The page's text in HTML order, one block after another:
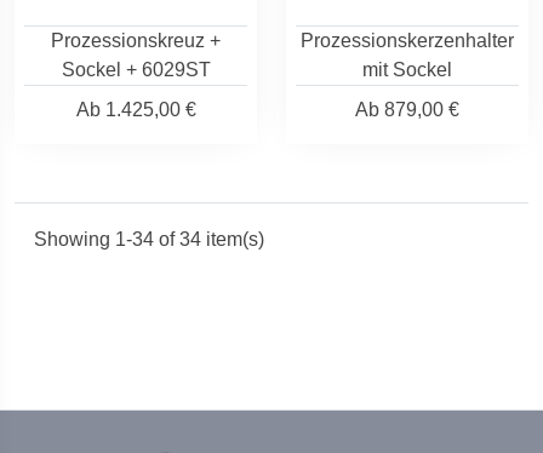
Prozessionskreuz +
Sockel + 6029ST
Ab1.425,00 €
Prozessionskerzenhalter
mit Sockel
Ab 879,00 €
Showing 1-34 of 34 item(s)